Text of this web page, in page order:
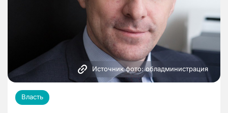
Источник фото: обладминистрация
Власть